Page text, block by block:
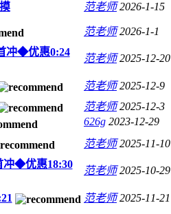
范老师 2026-1-15
范老师 2026-1-1
冲◆优惠0:24
范老师 2025-12-20
范老师 2025-12-9
范老师 2025-12-3
626g 2023-12-29
范老师 2025-11-10
◆优惠18:30
范老师 2025-10-29
范老师 2025-11-21